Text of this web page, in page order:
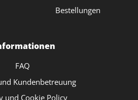
Bestellungen
FAQ
Kundenbetreuung
und Cookie Policy